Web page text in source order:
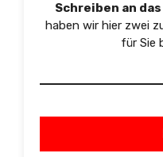
Schreiben an
haben wir hier zwei
für Sie